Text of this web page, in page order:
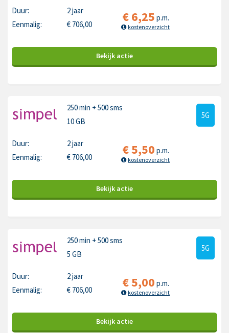
Duur:
2 jaar
Eenmalig:
€ 706,00 €6,25 p.m.
kostenoverzicht
Bekijk actie
250 min + 500 sms
10 GB
5G
Duur:
2 jaar
Eenmalig:
€ 706,00 €5,50 p.m.
kostenoverzicht
Bekijk actie
250 min + 500 sms
5 GB
5G
Duur:
2 jaar
Eenmalig:
€ 706,00 €5,00 p.m.
kostenoverzicht
Bekijk actie